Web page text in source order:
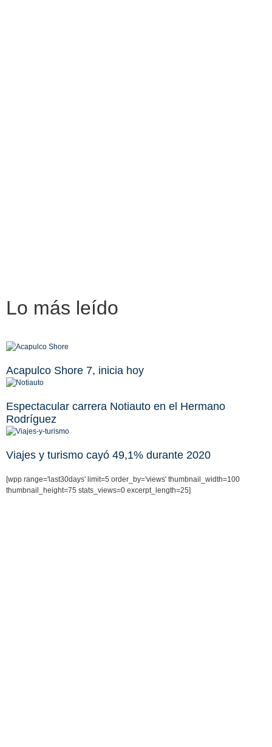
Lo más leído
Acapulco Shore 7, inicia hoy
Espectacular carrera Notiauto en el Hermano
Rodríguez
Viajes y turismo cayó 49,1% durante 2020
[wpp range='last30days' limit=5 order_by='views' thumbnail_width=100
thumbnail_height=75 stats_views=0 excerpt_length=25]